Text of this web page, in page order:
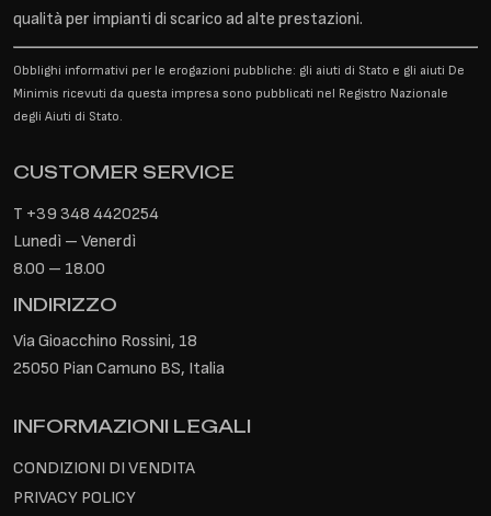
qualità per impianti di scarico ad alte prestazioni.
Obblighi informativi per le erogazioni pubbliche: gli aiuti di Stato e gli aiuti De
Minimis ricevuti da questa impresa sono pubblicati nel Registro Nazionale
degli Aiuti di Stato.
CUSTOMER SERVICE
T +39 348 4420254
Lunedì – Venerdì
8.00 – 18.00
INDIRIZZO
Via Gioacchino Rossini, 18
25050 Pian Camuno BS, Italia
INFORMAZIONI LEGALI
CONDIZIONI DI VENDITA
PRIVACY POLICY